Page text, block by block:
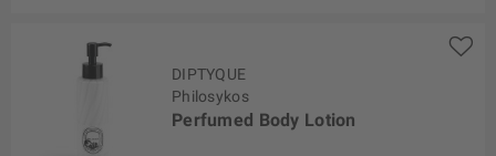
DIPTYQUE
Philosykos
Perfumed Body Lotion